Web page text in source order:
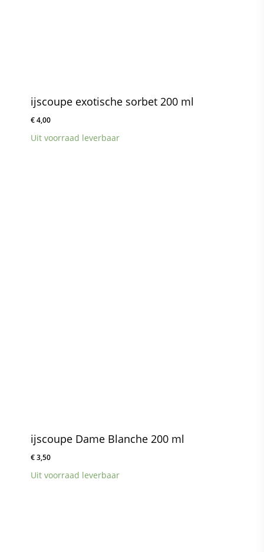
ijscoupe exotische sorbet 200 ml
€4,00
Uit voorraad leverbaar
ijscoupe Dame Blanche 200 ml
€3,50
Uit voorraad leverbaar